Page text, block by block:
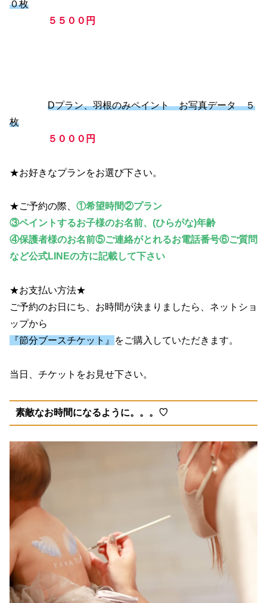
０枚
５５００円
Dプラン、羽根のみペイント お写真データ ５
枚
５０００円
★お好きなプランをお選び下さい。
★ご予約の際、 ①希望時間②プラン
③ペイントするお子様のお名前、(ひらがな)年齢
④保護者様のお名前⑤ご連絡がとれるお電話番号⑥ご質問
など公式LINEの方に記載して下さい
★お支払い方法★
ご予約のお日にち、お時間が決まりましたら、ネットショ
ップから
『節分ブースチケット』
をご購入していただきます。
当日、チケットをお見せ下さい。
素敵なお時間になるように。。。♡